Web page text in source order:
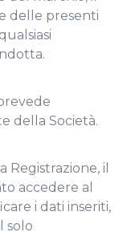
delle presenti
della Società.
il
accedere al
i dati inseriti,
solo